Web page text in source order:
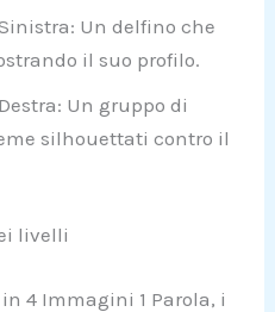
Un delfino che
il suo profilo.
Un gruppo di
silhouettati contro il
livelli
4 Immagini 1 Parola, i